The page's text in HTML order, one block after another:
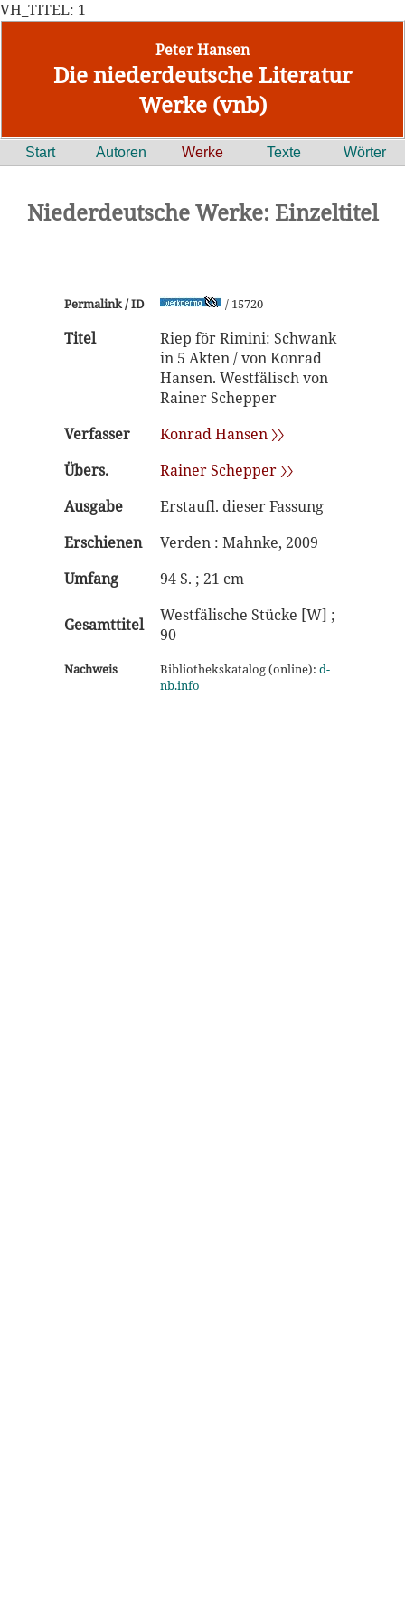
VH_TITEL: 1
Peter Hansen
Die niederdeutsche Literatur
Werke (vnb)
Start Autoren Werke Texte Wörter
Niederdeutsche Werke: Einzeltitel
Permalink / ID / 15720
Titel
Riep för Rimini: Schwank
in 5 Akten / von Konrad
Hansen. Westfälisch von
Rainer Schepper
Verfasser
Konrad Hansen 〉〉
Übers.
Rainer Schepper 〉〉
Ausgabe
Erstaufl. dieser Fassung
Erschienen
Verden : Mahnke, 2009
Umfang
94 S. ; 21 cm
Gesamttitel
Westfälische Stücke [W] ;
90
Nachweis Bibliothekskatalog (online): d-
nb.info